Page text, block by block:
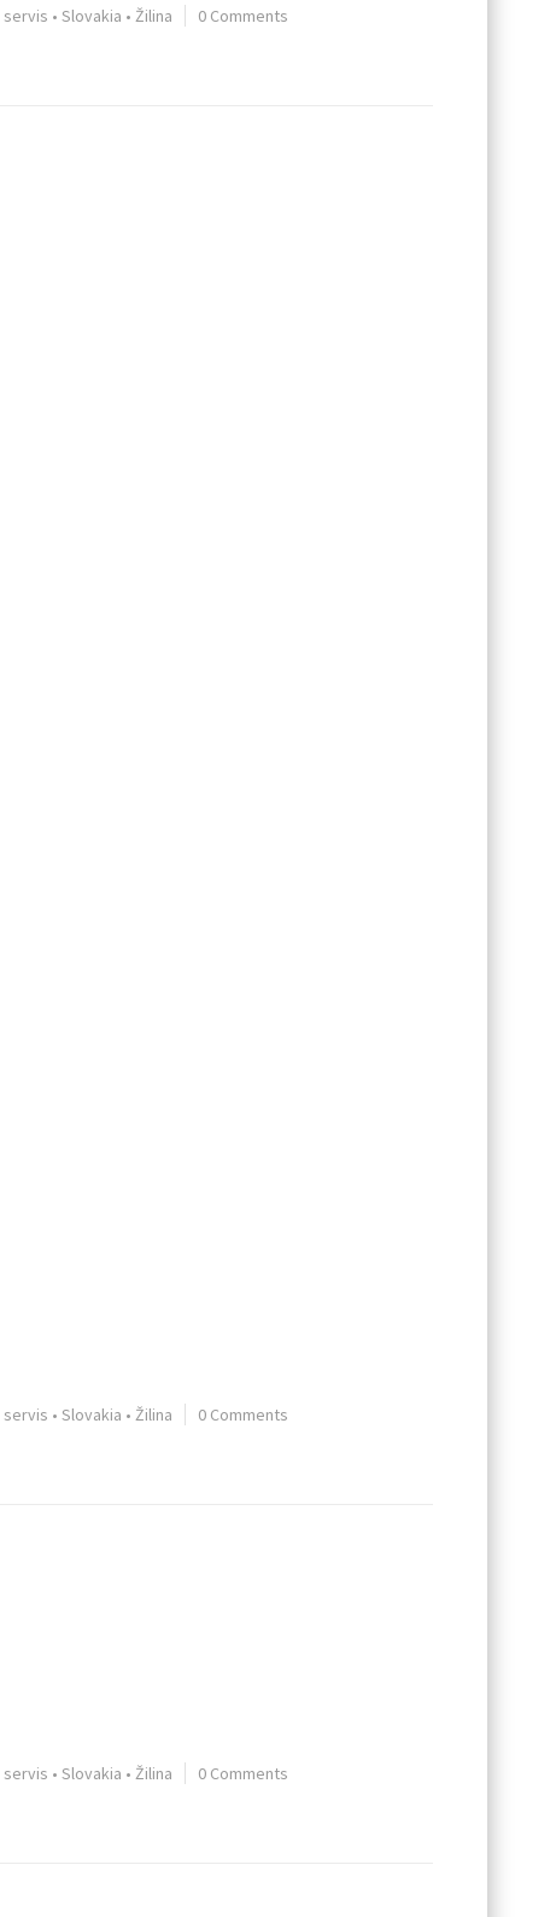
servis • Slovakia • Žilina 0 Comments
servis • Slovakia • Žilina 0 Comments
servis • Slovakia • Žilina 0 Comments